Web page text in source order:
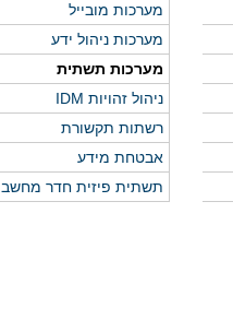
מערכות מובייל
מערכות ניהול ידע
מערכות תשתית
ניהול זהויות IDM
רשתות תקשורת
אבטחת מידע
תשתית פיזית חדר מחשב